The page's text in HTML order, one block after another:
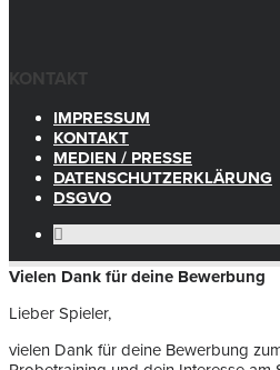
KONTAKT
IMPRESSUM
KONTAKT
MEDIEN / PRESSE
DATENSCHUTZERKLÄRUNG
DSGVO
Vielen Dank für deine Bewerbung
Lieber Spieler,
vielen Dank für deine Bewerbung